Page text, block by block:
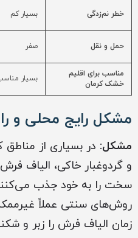
خطر نم‌زدگی بسیار کم
حمل و نقل صفر
مناسب برای اقلیم
خشک کرمان
بسیار
مشکل رایج محلی و
مشکل: در بسیاری از مناطق
و گردوغبار خاکی، الیاف
سخت را به خود جذب
روش‌های سنتی عملاً
زمان الیاف فرش را زبر و